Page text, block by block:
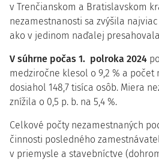
v Trenčianskom a Bratislavskom
nezamestnanosti sa zvýšila
ako v jedinom naďalej
V súhrne počas 1. polroka 2024
medziročne klesol o 9,2 % a počet
dosiahol 148,7 tisíca osôb. Miera
znížila o 0,5 p. b. na 5,4 %.
Celkové počty nezamestnaných
činnosti posledného
v priemysle a stavebníctve